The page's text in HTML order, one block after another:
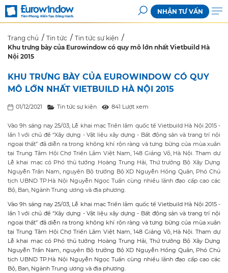
NHẬN TƯ VẤN
Trang chủ Tin tức
Tin tức sự kiện
Khu trưng bày của Eurowindow có quy mô lớn nhất Vietbuild Hà
Nội 2015
KHU TRƯNG BÀY CỦA EUROWINDOW CÓ QUY
MÔ LỚN NHẤT VIETBUILD HÀ NỘI 2015
01/12/2021 Tin tức sự kiện 841 Lượt xem
Vào 9h sáng nay 25/03, Lễ khai mạc Triển lãm quốc tế Vietbuild Hà Nội 2015 -
lần 1 với chủ đề “Xây dựng - Vật liệu xây dựng - Bất động sản và trang trí nội
ngoại thất” đã diễn ra trong không khí rộn ràng và tưng bừng của mùa xuân
tại Trung Tâm Hội Chợ Triển Lãm Việt Nam, 148 Giảng Võ, Hà Nội. Tham dự
Lễ khai mạc có Phó thủ tướng Hoàng Trung Hải, Thứ trưởng Bộ Xây Dựng
Nguyễn Trần Nam, nguyên Bộ trưởng Bộ XD Nguyễn Hồng Quân, Phó Chủ
tịch UBND TP.Hà Nội Nguyễn Ngọc Tuấn cùng nhiều lãnh đạo cấp cao các
Bộ, Ban, Ngành Trung ương và địa phương.
Vào 9h sáng nay 25/03, Lễ khai mạc Triển lãm quốc tế Vietbuild Hà Nội 2015 -
lần 1 với chủ đề “Xây dựng - Vật liệu xây dựng - Bất động sản và trang trí nội
ngoại thất” đã diễn ra trong không khí rộn ràng và tưng bừng của mùa xuân
tại Trung Tâm Hội Chợ Triển Lãm Việt Nam, 148 Giảng Võ, Hà Nội. Tham dự
Lễ khai mạc có Phó thủ tướng Hoàng Trung Hải, Thứ trưởng Bộ Xây Dựng
Nguyễn Trần Nam, nguyên Bộ trưởng Bộ XD Nguyễn Hồng Quân, Phó Chủ
tịch UBND TP.Hà Nội Nguyễn Ngọc Tuấn cùng nhiều lãnh đạo cấp cao các
Bộ, Ban, Ngành Trung ương và địa phương.